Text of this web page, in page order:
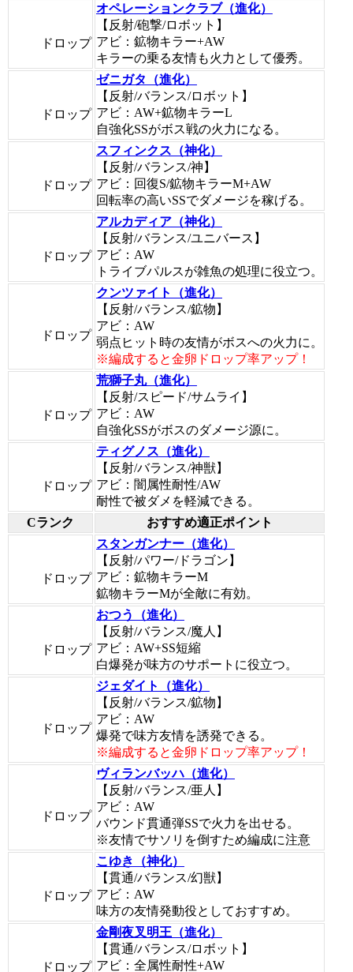
ドロップ
オペレーションクラブ（進化）
【反射/砲撃/ロボット】
アビ：鉱物キラー+AW
キラーの乗る友情も火力として優秀。
ドロップ
ゼニガタ（進化）
【反射/バランス/ロボット】
アビ：AW+鉱物キラーL
自強化SSがボス戦の火力になる。
ドロップ
スフィンクス（神化）
【反射/バランス/神】
アビ：回復S/鉱物キラーM+AW
回転率の高いSSでダメージを稼げる。
ドロップ
アルカディア（神化）
【反射/バランス/ユニバース】
アビ：AW
トライブパルスが雑魚の処理に役立つ。
ドロップ
クンツァイト（進化）
【反射/バランス/鉱物】
アビ：AW
弱点ヒット時の友情がボスへの火力に。
※編成すると金卵ドロップ率アップ！
ドロップ
荒獅子丸（進化）
【反射/スピード/サムライ】
アビ：AW
自強化SSがボスのダメージ源に。
ドロップ
ティグノス（進化）
【反射/バランス/神獣】
アビ：闇属性耐性/AW
耐性で被ダメを軽減できる。
Cランク
おすすめ適正ポイント
ドロップ
スタンガンナー（進化）
【反射/パワー/ドラゴン】
アビ：鉱物キラーM
鉱物キラーMが全敵に有効。
ドロップ
おつう（進化）
【反射/バランス/魔人】
アビ：AW+SS短縮
白爆発が味方のサポートに役立つ。
ドロップ
ジェダイト（進化）
【反射/バランス/鉱物】
アビ：AW
爆発で味方友情を誘発できる。
※編成すると金卵ドロップ率アップ！
ドロップ
ヴィランバッハ（進化）
【反射/バランス/亜人】
アビ：AW
バウンド貫通弾SSで火力を出せる。
※友情でサソリを倒すため編成に注意
ドロップ
こゆき（神化）
【貫通/バランス/幻獣】
アビ：AW
味方の友情発動役としておすすめ。
ドロップ
金剛夜叉明王（進化）
【貫通/バランス/ロボット】
アビ：全属性耐性+AW